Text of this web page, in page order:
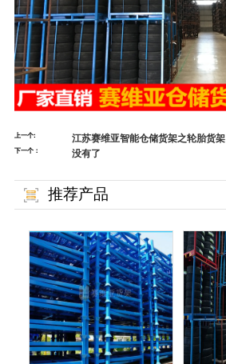
上一个: 江苏赛维亚智能仓储货架之轮胎货架
下一个： 没有了
推荐产品